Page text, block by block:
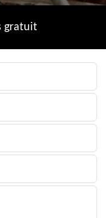
gratuit